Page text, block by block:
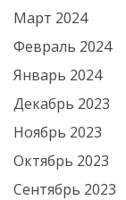
Март 2024
Февраль 2024
Январь 2024
Декабрь 2023
Ноябрь 2023
Октябрь 2023
Сентябрь 2023